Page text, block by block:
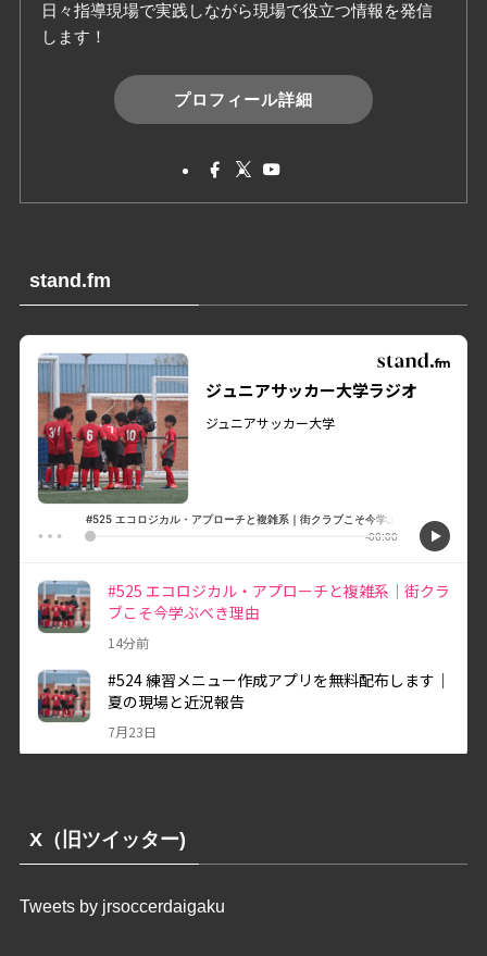
日々指導現場で実践しながら現場で役立つ情報を発信
します！
プロフィール詳細
stand.fm
X（旧ツイッター)
Tweets by jrsoccerdaigaku